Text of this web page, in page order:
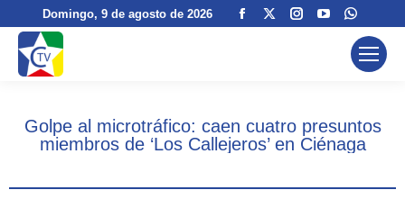
Domingo, 9 de agosto de 2026
Facebook
windowwindow
Instagram
window
YouTube
page
opens
window
page
opens
Golpe al microtráfico: caen cuatro presuntos
miembros de ‘Los Callejeros’ en Ciénaga